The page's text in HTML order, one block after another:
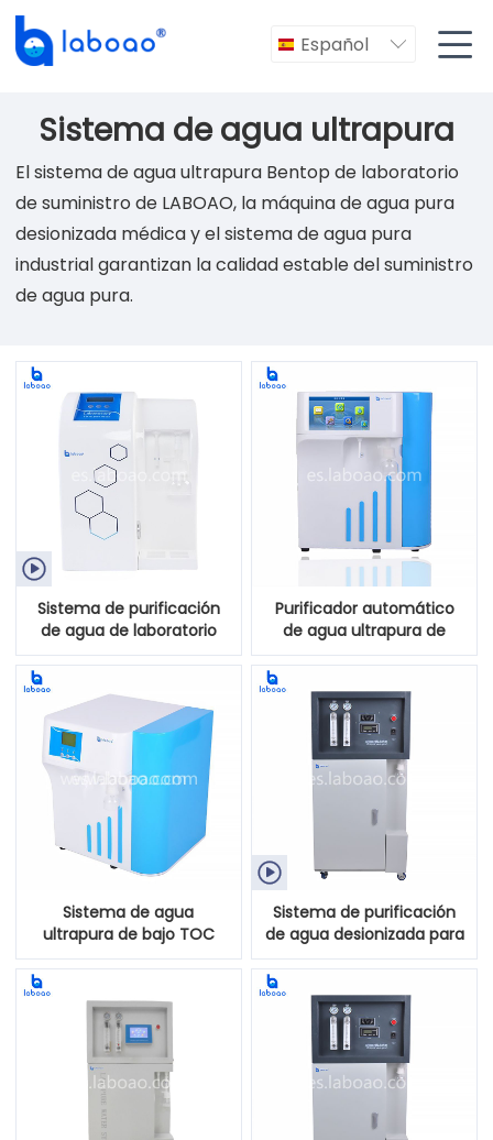
Español  
Sistema de agua ultrapura
El sistema de agua ultrapura Bentop de laboratorio
de suministro de LABOAO, la máquina de agua pura
desionizada médica y el sistema de agua pura
industrial garantizan la calidad estable del suministro
de agua pura.

Sistema de purificación
de agua de laboratorio
Sistema de filtración de
Purificador automático
de agua ultrapura de
laboratorio con pantalla
Sistema de agua
ultrapura de bajo TOC
para laboratorio

Sistema de purificación
de agua desionizada para
laboratorio